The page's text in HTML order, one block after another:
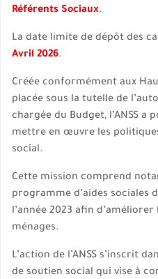
Référents Sociaux.
La date limite de dépôt des
Avril 2026.
Créée conformément aux
placée sous la tutelle de
chargée du Budget, l’ANSS
mettre en œuvre les
social.
Cette mission comprend
programme d’aides sociales
l’année 2023 afin
ménages.
L’action de l’ANSS s’inscrit
de soutien social qui vise à